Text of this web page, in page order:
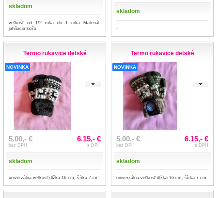
skladom
veľkosť od 1/2 roka do 1 roka Materiál:
jahňacia koža
skladom
-
Termo rukavice detské
NOVINKA
5.00,- €
bez DPH
6.15,- €
s DPH
skladom
univerzálna veľkosť dlžka 16 cm, šírka 7 cm
Termo rukavice detské
NOVINKA
5.00,- €
bez DPH
6.15,- €
s DPH
skladom
univerzálna veľkosť dlžka 16 cm, šírka 7 cm